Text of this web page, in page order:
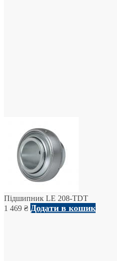
Підшипник LE 208-TDT
1 469 ₴ Додати в кошик